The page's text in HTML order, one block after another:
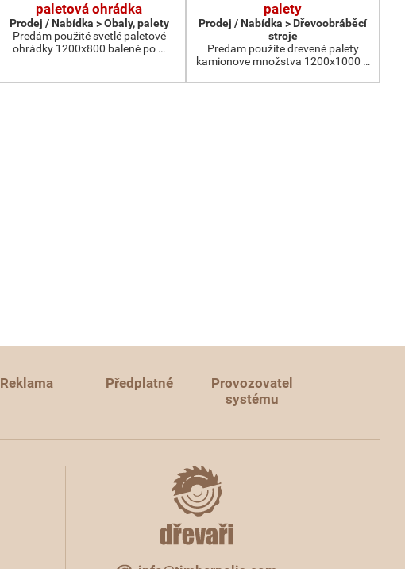
paletová ohrádka
Prodej / Nabídka > Obaly, palety
Predám použité svetlé paletové
ohrádky 1200x800 balené po …
palety
Prodej / Nabídka > Dřevoobráběcí
stroje
Predam použite drevené palety
kamionove množstva 1200x1000 …
Reklama Předplatné
Provozovatel
systému